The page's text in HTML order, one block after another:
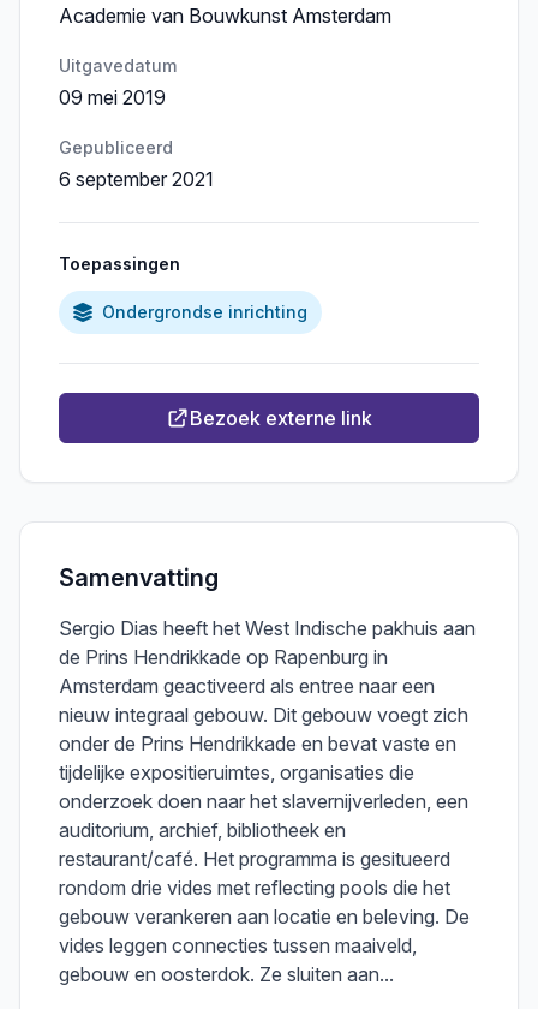
Academie van Bouwkunst Amsterdam
Uitgavedatum
09 mei 2019
Gepubliceerd
6 september 2021
Toepassingen
Ondergrondse inrichting
Bezoek externe link
Samenvatting
Sergio Dias heeft het West Indische pakhuis aan
de Prins Hendrikkade op Rapenburg in
Amsterdam geactiveerd als entree naar een
nieuw integraal gebouw. Dit gebouw voegt zich
onder de Prins Hendrikkade en bevat vaste en
tijdelijke expositieruimtes, organisaties die
onderzoek doen naar het slavernijverleden, een
auditorium, archief, bibliotheek en
restaurant/café. Het programma is gesitueerd
rondom drie vides met reflecting pools die het
gebouw verankeren aan locatie en beleving. De
vides leggen connecties tussen maaiveld,
gebouw en oosterdok. Ze sluiten aan...